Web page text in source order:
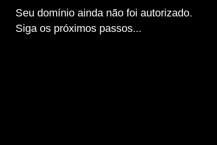
Seu domínio ainda não foi autorizado.
Siga os próximos passos...